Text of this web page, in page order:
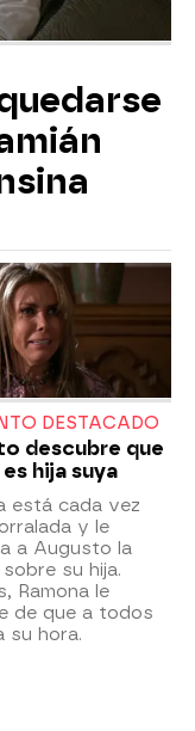
DESTACADO
descubre que
es hija suya
está cada vez
y le
a Augusto la
su hija.
Ramona le
de que a todos
su hora.